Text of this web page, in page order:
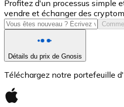
USDC
Profitez d'un processus simple
vendre et échanger des
Détails du prix de Gnosis
Téléchargez notre portefeuille